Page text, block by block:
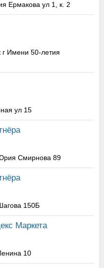
Ермакова ул 1, к. 2
г Имени 50-летия
ул 15
Смирнова 89
150Б
Маркета
10